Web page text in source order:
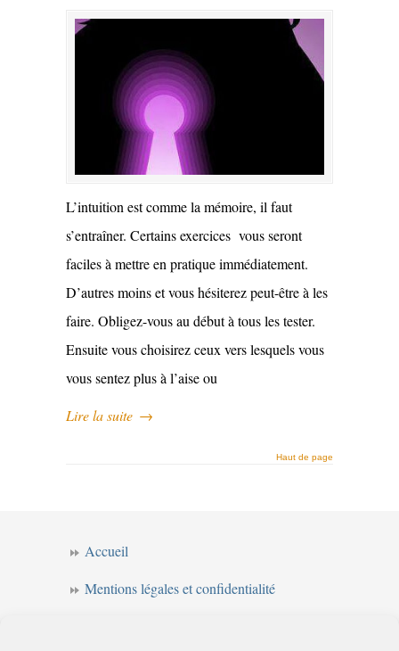
L’intuition est comme la mémoire, il faut
s’entraîner. Certains exercices vous seront
faciles à mettre en pratique immédiatement.
D’autres moins et vous hésiterez peut-être à les
faire. Obligez-vous au début à tous les tester.
Ensuite vous choisirez ceux vers lesquels vous
vous sentez plus à l’aise ou
Lire la suite →
Haut de page
Accueil
Mentions légales et confidentialité